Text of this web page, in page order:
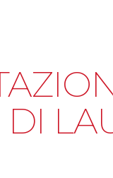
DI